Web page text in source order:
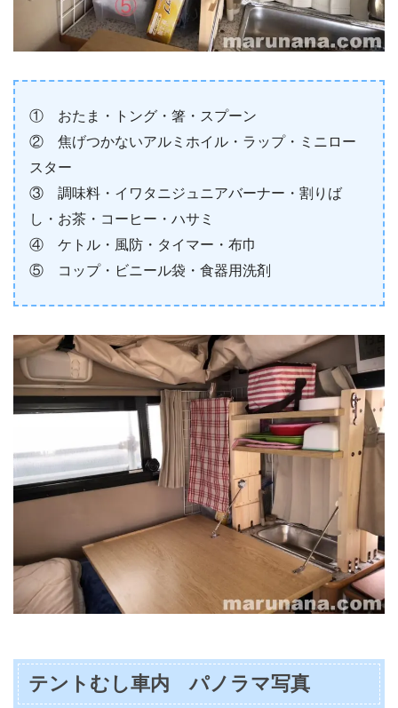
① おたま・トング・箸・スプーン
② 焦げつかないアルミホイル・ラップ・ミニロー
スター
③ 調味料・イワタニジュニアバーナー・割りば
し・お茶・コーヒー・ハサミ
④ ケトル・風防・タイマー・布巾
⑤ コップ・ビニール袋・食器用洗剤
テントむし車内 パノラマ写真